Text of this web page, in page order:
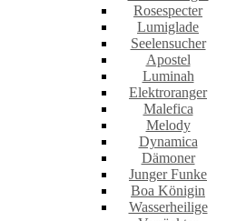
Rosespecter
Lumiglade
Seelensucher
Apostel
Luminah
Elektroranger
Malefica
Melody
Dynamica
Dämoner
Junger Funke
Boa Königin
Wasserheilige